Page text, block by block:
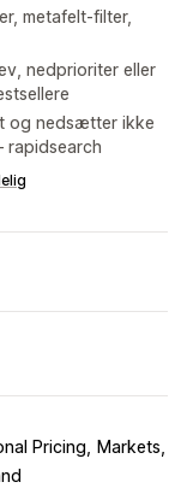
metafelt-filter,
nedprioriter eller
og nedsætter ikke
rapidsearch
Pricing
Markets